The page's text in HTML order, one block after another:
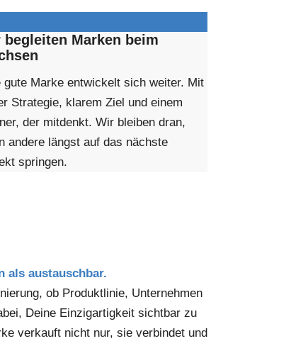
begleiten Marken beim
gute Marke entwickelt sich weiter. Mit
Strategie, klarem Ziel und einem
der mitdenkt. Wir bleiben dran,
andere längst auf das nächste
springen.
als austauschbar.
ob Produktlinie, Unternehmen
Deine Einzigartigkeit sichtbar zu
verkauft nicht nur, sie verbindet und